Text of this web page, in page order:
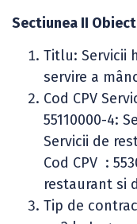
Sectiunea II
Titlu: Servicii
servire a
Cod CPV
55110000-4:
Servicii de
Cod CPV :
restaurant si
Tip de